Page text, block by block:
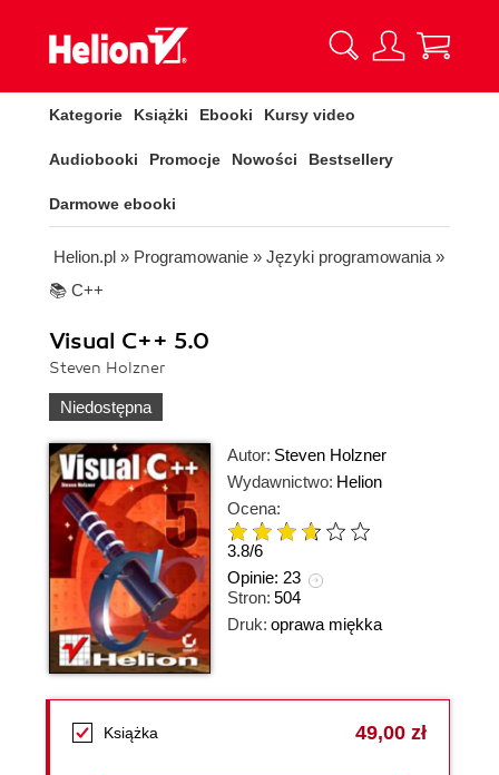
Kategorie Książki Ebooki Kursy video
Audiobooki Promocje Nowości Bestsellery
Darmowe ebooki
Helion.pl » Programowanie » Języki programowania »
📚 C++
Visual C++ 5.0
Steven Holzner
Niedostępna
Autor: Steven Holzner
Wydawnictwo: Helion
Ocena:
3.8/6
Opinie: 23
Stron: 504
Druk: oprawa miękka
Książka 49,00 zł